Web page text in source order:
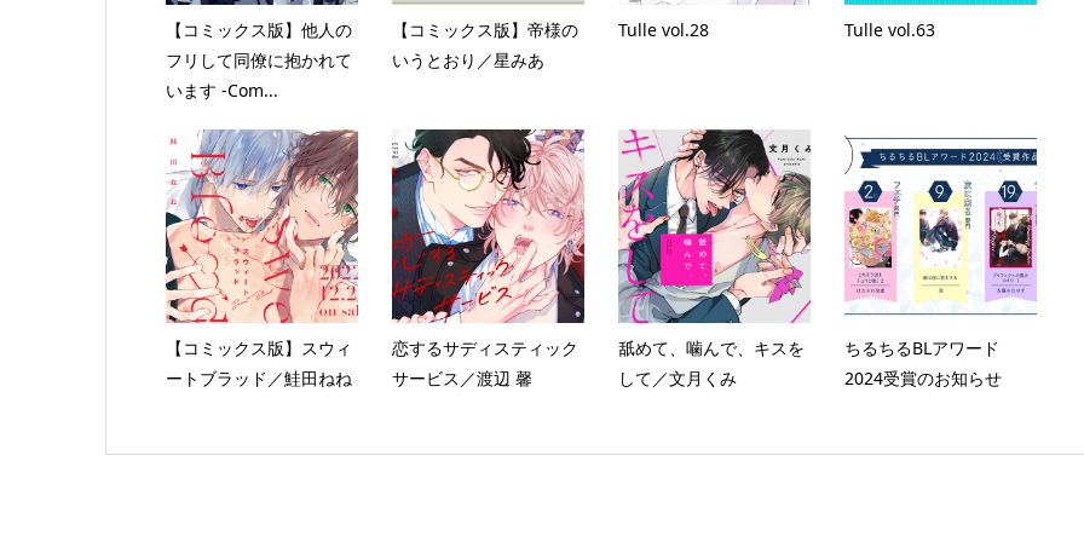
【コミックス版】他人の
フリして同僚に抱かれて
います -Com...
【コミックス版】帝様の
いうとおり／星みあ
Tulle vol.28 Tulle vol.63
【コミックス版】スウィ
ートブラッド／鮭田ねね
恋するサディスティック
サービス／渡辺 馨
舐めて、噛んで、キスを
して／文月くみ
ちるちるBLアワード
2024受賞のお知らせ